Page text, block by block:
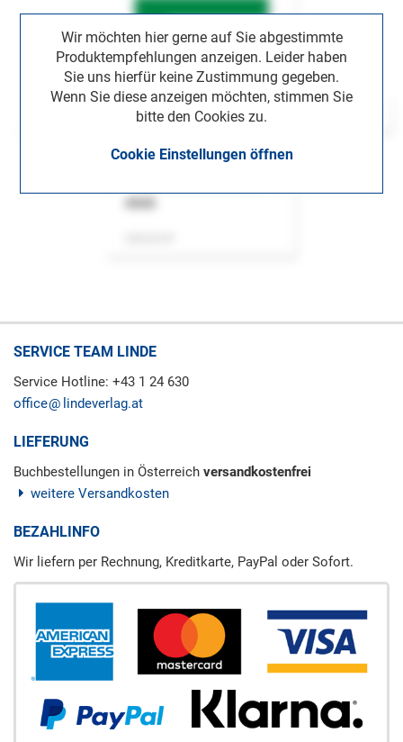
Wir möchten hier gerne auf Sie abgestimmte
Produktempfehlungen anzeigen. Leider haben
Sie uns hierfür keine Zustimmung gegeben.
Wenn Sie diese anzeigen möchten, stimmen Sie
bitte den Cookies zu.
Cookie Einstellungen öffnen
SERVICE TEAM LINDE
Service Hotline: +43 1 24 630
office
lindeverlag.at
LIEFERUNG
Buchbestellungen in Österreich versandkostenfrei
weitere Versandkosten
BEZAHLINFO
Wir liefern per Rechnung, Kreditkarte, PayPal oder Sofort.